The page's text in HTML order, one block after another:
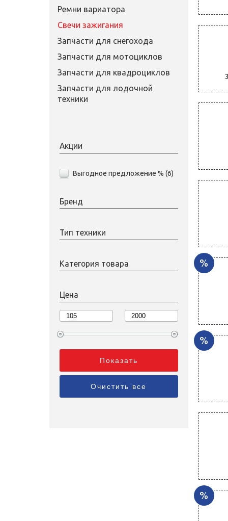
Ремни вариатора
Свечи зажигания
Запчасти для снегохода
Запчасти для мотоциклов
Запчасти для квадроциклов
Запчасти для лодочной
техники
Акции
Выгодное предложение % (6)
Бренд
Тип техники
Категория товара
Цена
%
%
%